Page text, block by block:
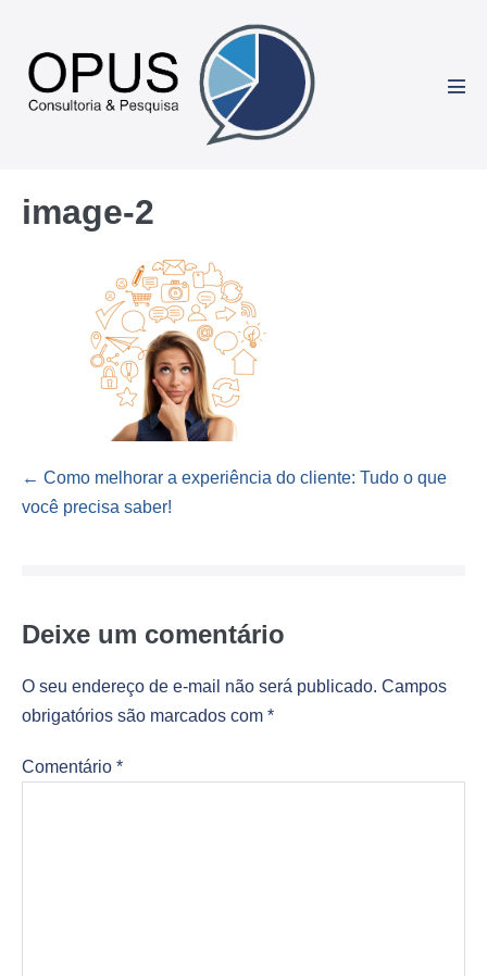
conteúdo
image-2
Navegação
de
← Como melhorar a experiência do cliente: Tudo o que
você precisa saber!
Deixe um comentário
O seu endereço de e-mail não será publicado. Campos
obrigatórios são marcados com *
Comentário *